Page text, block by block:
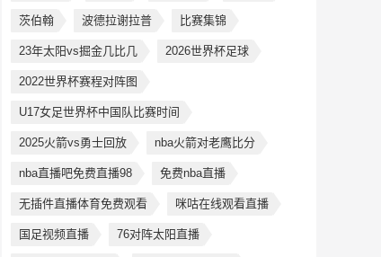
茨伯翰 波德拉谢拉普 比赛集锦
23年太阳vs掘金几比几 2026世界杯足球
2022世界杯赛程对阵图
U17女足世界杯中国队比赛时间
2025火箭vs勇士回放 nba火箭对老鹰比分
nba直播吧免费直播98 免费nba直播
无插件直播体育免费观看 咪咕在线观看直播
国足视频直播 76对阵太阳直播